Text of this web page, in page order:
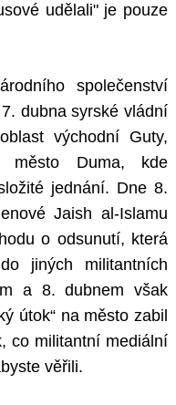
udělali" je pouze
společenství
dubna syrské vládní
východní Guty,
město Duma, kde
jednání. Dne 8.
Jaish al-Islamu
o odsunutí, která
jiných militantních
a 8. dubnem však
útok“ na město zabil
co militantní mediální
věřili.